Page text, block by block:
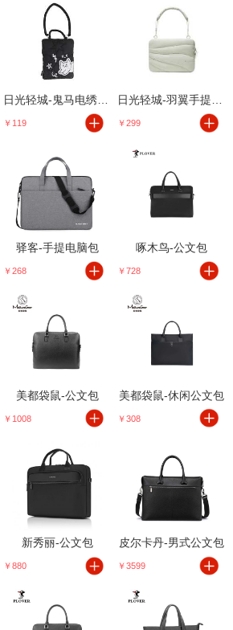
￥119 ￥299
驿客-手提电脑包
￥268
啄木鸟-公文包
￥728
美都袋鼠-公文包
￥1008
美都袋鼠-休闲公文包
￥308
新秀丽-公文包
￥880
皮尔卡丹-男式公文包
￥3599